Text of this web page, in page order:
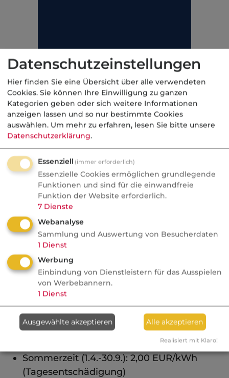
Zusätzlich sind erforderliche Arbeiten am
Dach infolge eines ersatzpflichtigen
Sachschadens an der Photovoltaik-Anlage in
der Regel mit einer Begrenzung (z.B. 20.000
EUR) mitversichert. Auch der Nutzungsausfall
pro Tag ist mitversichert. Die Haftzeit für
Nutzungsausfall beträgt in der Regel drei
Monate.
Der Ertragsausfall, der nach einem
ersatzpflichtigen Schadenfall vergütet wird,
berechnet sich nach Ablauf der vereinbarten
zeitlichen Selbstbeteiligung z.B. wie folgt:
Sommerzeit (1.4.-30.9.): 2,00 EUR/kWh
(Tagesentschädigung)
Datenschutzeinstellungen
Hier finden Sie eine Übersicht über alle verwendeten
Cookies. Sie können Ihre Einwilligung zu ganzen
Kategorien geben oder sich weitere Informationen
anzeigen lassen und so nur bestimmte Cookies
auswählen. Um mehr zu erfahren, lesen Sie bitte unsere
Datenschutzerklärung.
Essenziell (immer erforderlich)
Essenzielle Cookies ermöglichen grundlegende
Funktionen und sind für die einwandfreie
Funktion der Website erforderlich.
7 Dienste
Webanalyse
Sammlung und Auswertung von Besucherdaten
1 Dienst
Werbung
Einbindung von Dienstleistern für das Ausspielen
von Werbebannern.
1 Dienst
Ausgewählte akzeptieren Alle akzeptieren
Realisiert mit Klaro!